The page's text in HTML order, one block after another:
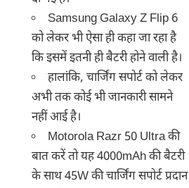
Samsung Galaxy Z Flip 6
को लेकर भी ऐसा ही कहा जा रहा है
कि इसमें इतनी ही बैटरी होने वाली है।
हालांकि, चार्जिंग सपोर्ट को लेकर
अभी तक कोई भी जानकारी सामने
नहीं आई है।
Motorola Razr 50 Ultra की
बात करें तो यह 4000mAh की बैटरी
के साथ 45W की चार्जिंग सपोर्ट प्रदान